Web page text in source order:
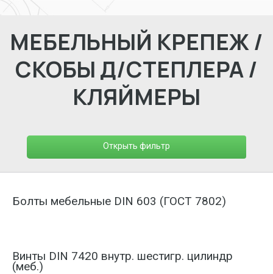
МЕБЕЛЬНЫЙ КРЕПЕЖ /
СКОБЫ Д/СТЕПЛЕРА /
КЛЯЙМЕРЫ
Открыть фильтр
Болты мебельные DIN 603 (ГОСТ 7802)
Винты DIN 7420 внутр. шестигр. цилиндр
(меб.)